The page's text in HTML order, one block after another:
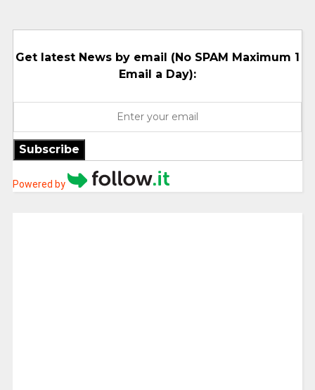
Get latest News by email (No SPAM Maximum 1
Email a Day):
Subscribe
Powered by